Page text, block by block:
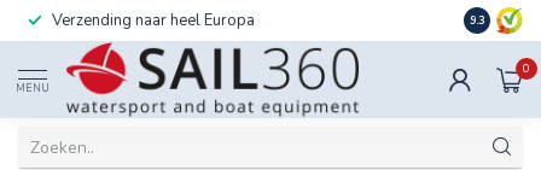
Verzending naar heel Europa Ook
9.3
MENU
0